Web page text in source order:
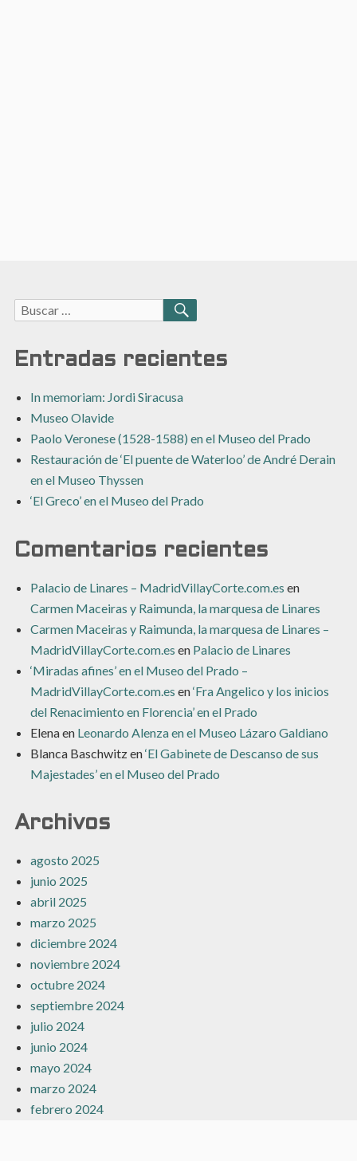
Buscar:
BUSCAR
Entradas recientes
In memoriam: Jordi Siracusa
Museo Olavide
Paolo Veronese (1528-1588) en el Museo del Prado
Restauración de ‘El puente de Waterloo’ de André Derain
en el Museo Thyssen
‘El Greco’ en el Museo del Prado
Comentarios recientes
Palacio de Linares – MadridVillayCorte.com.es en
Carmen Maceiras y Raimunda, la marquesa de Linares
Carmen Maceiras y Raimunda, la marquesa de Linares –
MadridVillayCorte.com.es en Palacio de Linares
‘Miradas afines’ en el Museo del Prado –
MadridVillayCorte.com.es en‘Fra Angelico y los inicios
del Renacimiento en Florencia’ en el Prado
Elenaen Leonardo Alenza en el Museo Lázaro Galdiano
Blanca Baschwitzen‘El Gabinete de Descanso de sus
Majestades’ en el Museo del Prado
Archivos
agosto 2025
junio 2025
abril 2025
marzo 2025
diciembre 2024
noviembre 2024
octubre 2024
septiembre 2024
julio 2024
junio 2024
mayo 2024
marzo 2024
febrero 2024